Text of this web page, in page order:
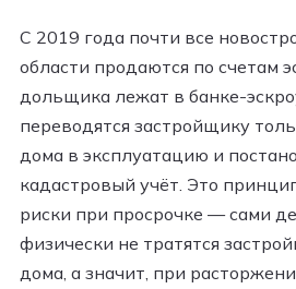
С 2019 года почти все
области продаются по счетам
дольщика лежат в банке-
переводятся застройщику
дома в эксплуатацию и
кадастровый учёт. Это
риски при просрочке — сами
физически не тратятся
дома, а значит, при